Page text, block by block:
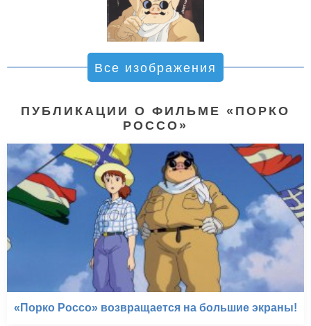
Все изображения
ПУБЛИКАЦИИ О ФИЛЬМЕ «ПОРКО
РОССО»
«Порко Россо» возвращается на большие экраны!